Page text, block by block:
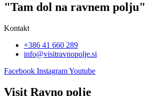
"Tam dol na ravnem polju"
Kontakt
+386 41 660 289
info@visitravnopolje.si
Facebook InstagramYoutube
Visit Ravno polje